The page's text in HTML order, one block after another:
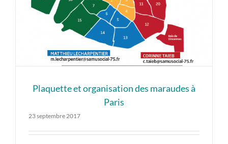
Plaquette et organisation des maraudes à
Paris
23 septembre 2017